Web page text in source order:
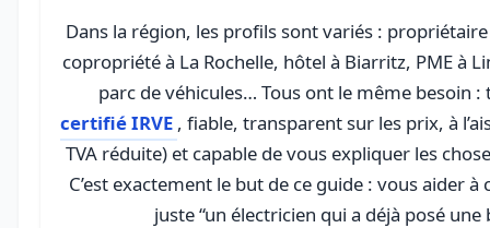
Dans la région, les profils sont variés :
copropriété à La Rochelle, hôtel à Biarritz, PME à
certifié IRVE , fiable, transparent sur les prix, à
TVA réduite) et capable de vous expliquer les
C’est exactement le but de ce guide : vous aider
juste “un électricien qui a déjà posé une